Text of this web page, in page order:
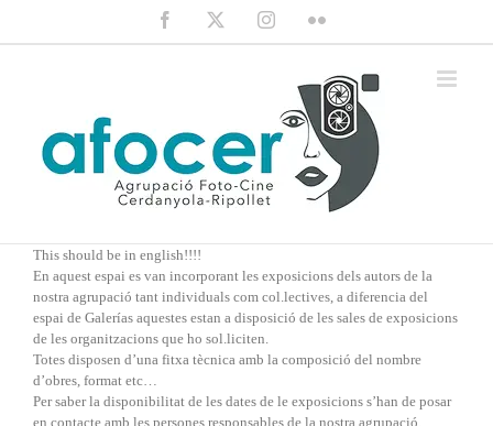
Facebook InstagramFlickr
This should be in english!!!!
En aquest espai es van incorporant les exposicions dels autors de la
nostra agrupació tant individuals com col.lectives, a diferencia del
espai de Galerías aquestes estan a disposició de les sales de exposicions
de les organitzacions que ho sol.liciten.
Totes disposen d’una fitxa tècnica amb la composició del nombre
d’obres, format etc…
Per saber la disponibilitat de les dates de le exposicions s’han de posar
en contacte amb les persones responsables de la nostra agrupació,